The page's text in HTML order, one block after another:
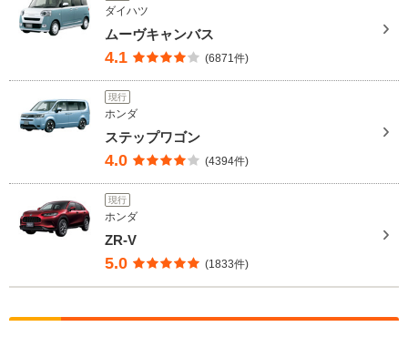
ダイハツ
ムーヴキャンバス
4.1 (6871件)
現行
ホンダ
ステップワゴン
4.0 (4394件)
現行
ホンダ
ZR-V
5.0 (1833件)